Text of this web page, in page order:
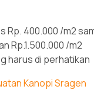
Rp. 400.000 /m2
Rp.1.500.000 /m2
harus di perhatikan
Kanopi Sragen